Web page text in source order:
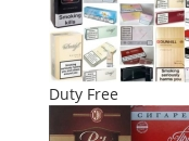
Duty Free